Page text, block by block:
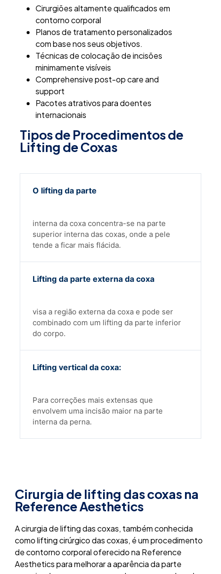
Cirurgiões altamente qualificados em
contorno corporal
Planos de tratamento personalizados
com base nos seus objetivos.
Técnicas de colocação de incisões
minimamente visíveis
Comprehensive post-op care and
support
Pacotes atrativos para doentes
internacionais
Tipos de Procedimentos de
Lifting de Coxas
O lifting da parte
interna da coxa concentra-se na parte
superior interna das coxas, onde a pele
tende a ficar mais flácida.
Lifting da parte externa da coxa
visa a região externa da coxa e pode ser
combinado com um lifting da parte inferior
do corpo.
Lifting vertical da coxa:
Para correções mais extensas que
envolvem uma incisão maior na parte
interna da perna.
Cirurgia de lifting das coxas na
Reference Aesthetics
A cirurgia de lifting das coxas, também conhecida
como lifting cirúrgico das coxas, é um procedimento
de contorno corporal oferecido na Reference
Aesthetics para melhorar a aparência da parte